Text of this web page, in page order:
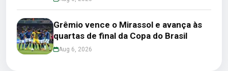
Grêmio vence o Mirassol e avança às
quartas de final da Copa do Brasil
Aug 6, 2026